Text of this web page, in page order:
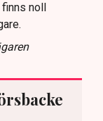
noll